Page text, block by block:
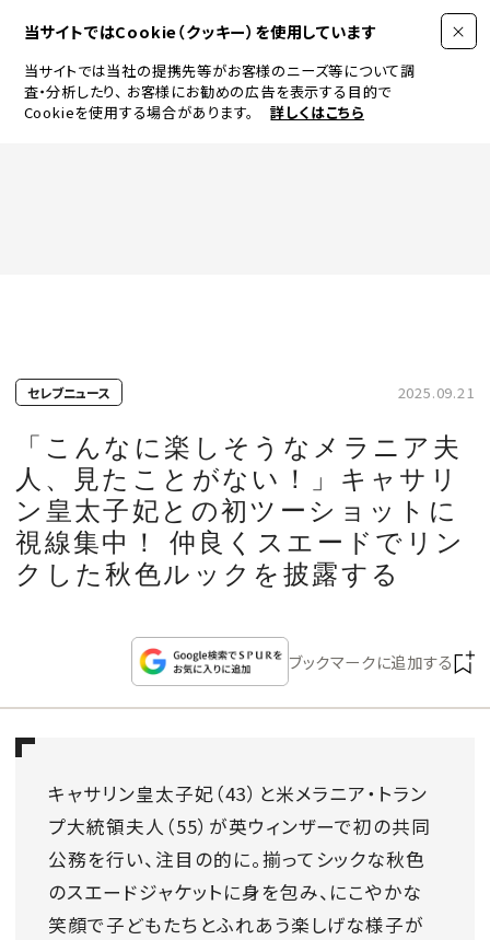
当サイトではCookie（クッキー）を使用しています
当サイトでは当社の提携先等がお客様のニーズ等について調
査・分析したり、 お客様にお勧めの広告を表示する目的で
Cookieを使用する場合があります。
詳しくはこちら
JEWELRY & WATCH
LIFESTYLE
CULTURE
CELEBRITY
COLLECTION
FORTUNE
SDGs
MAGAZINE
セレブニュース 2025.09.21
「こんなに楽しそうなメラニア夫
人、見たことがない！」キャサリ
ン皇太子妃との初ツーショットに
視線集中！ 仲良くスエードでリン
クした秋色ルックを披露する
ブックマークに追加する
キャサリン皇太子妃（43）と米メラニア・トラン
プ大統領夫人（55）が英ウィンザーで初の共同
公務を行い、注目の的に。揃ってシックな秋色
のスエードジャケットに身を包み、にこやかな
笑顔で子どもたちとふれあう楽しげな様子が